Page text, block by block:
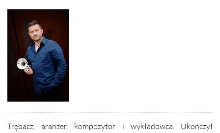
Trębacz, aranżer, kompozytor i wykładowca. Ukończył